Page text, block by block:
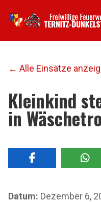
← Alle Einsätze
Kleinkind
in
Datum: Dezember 6,